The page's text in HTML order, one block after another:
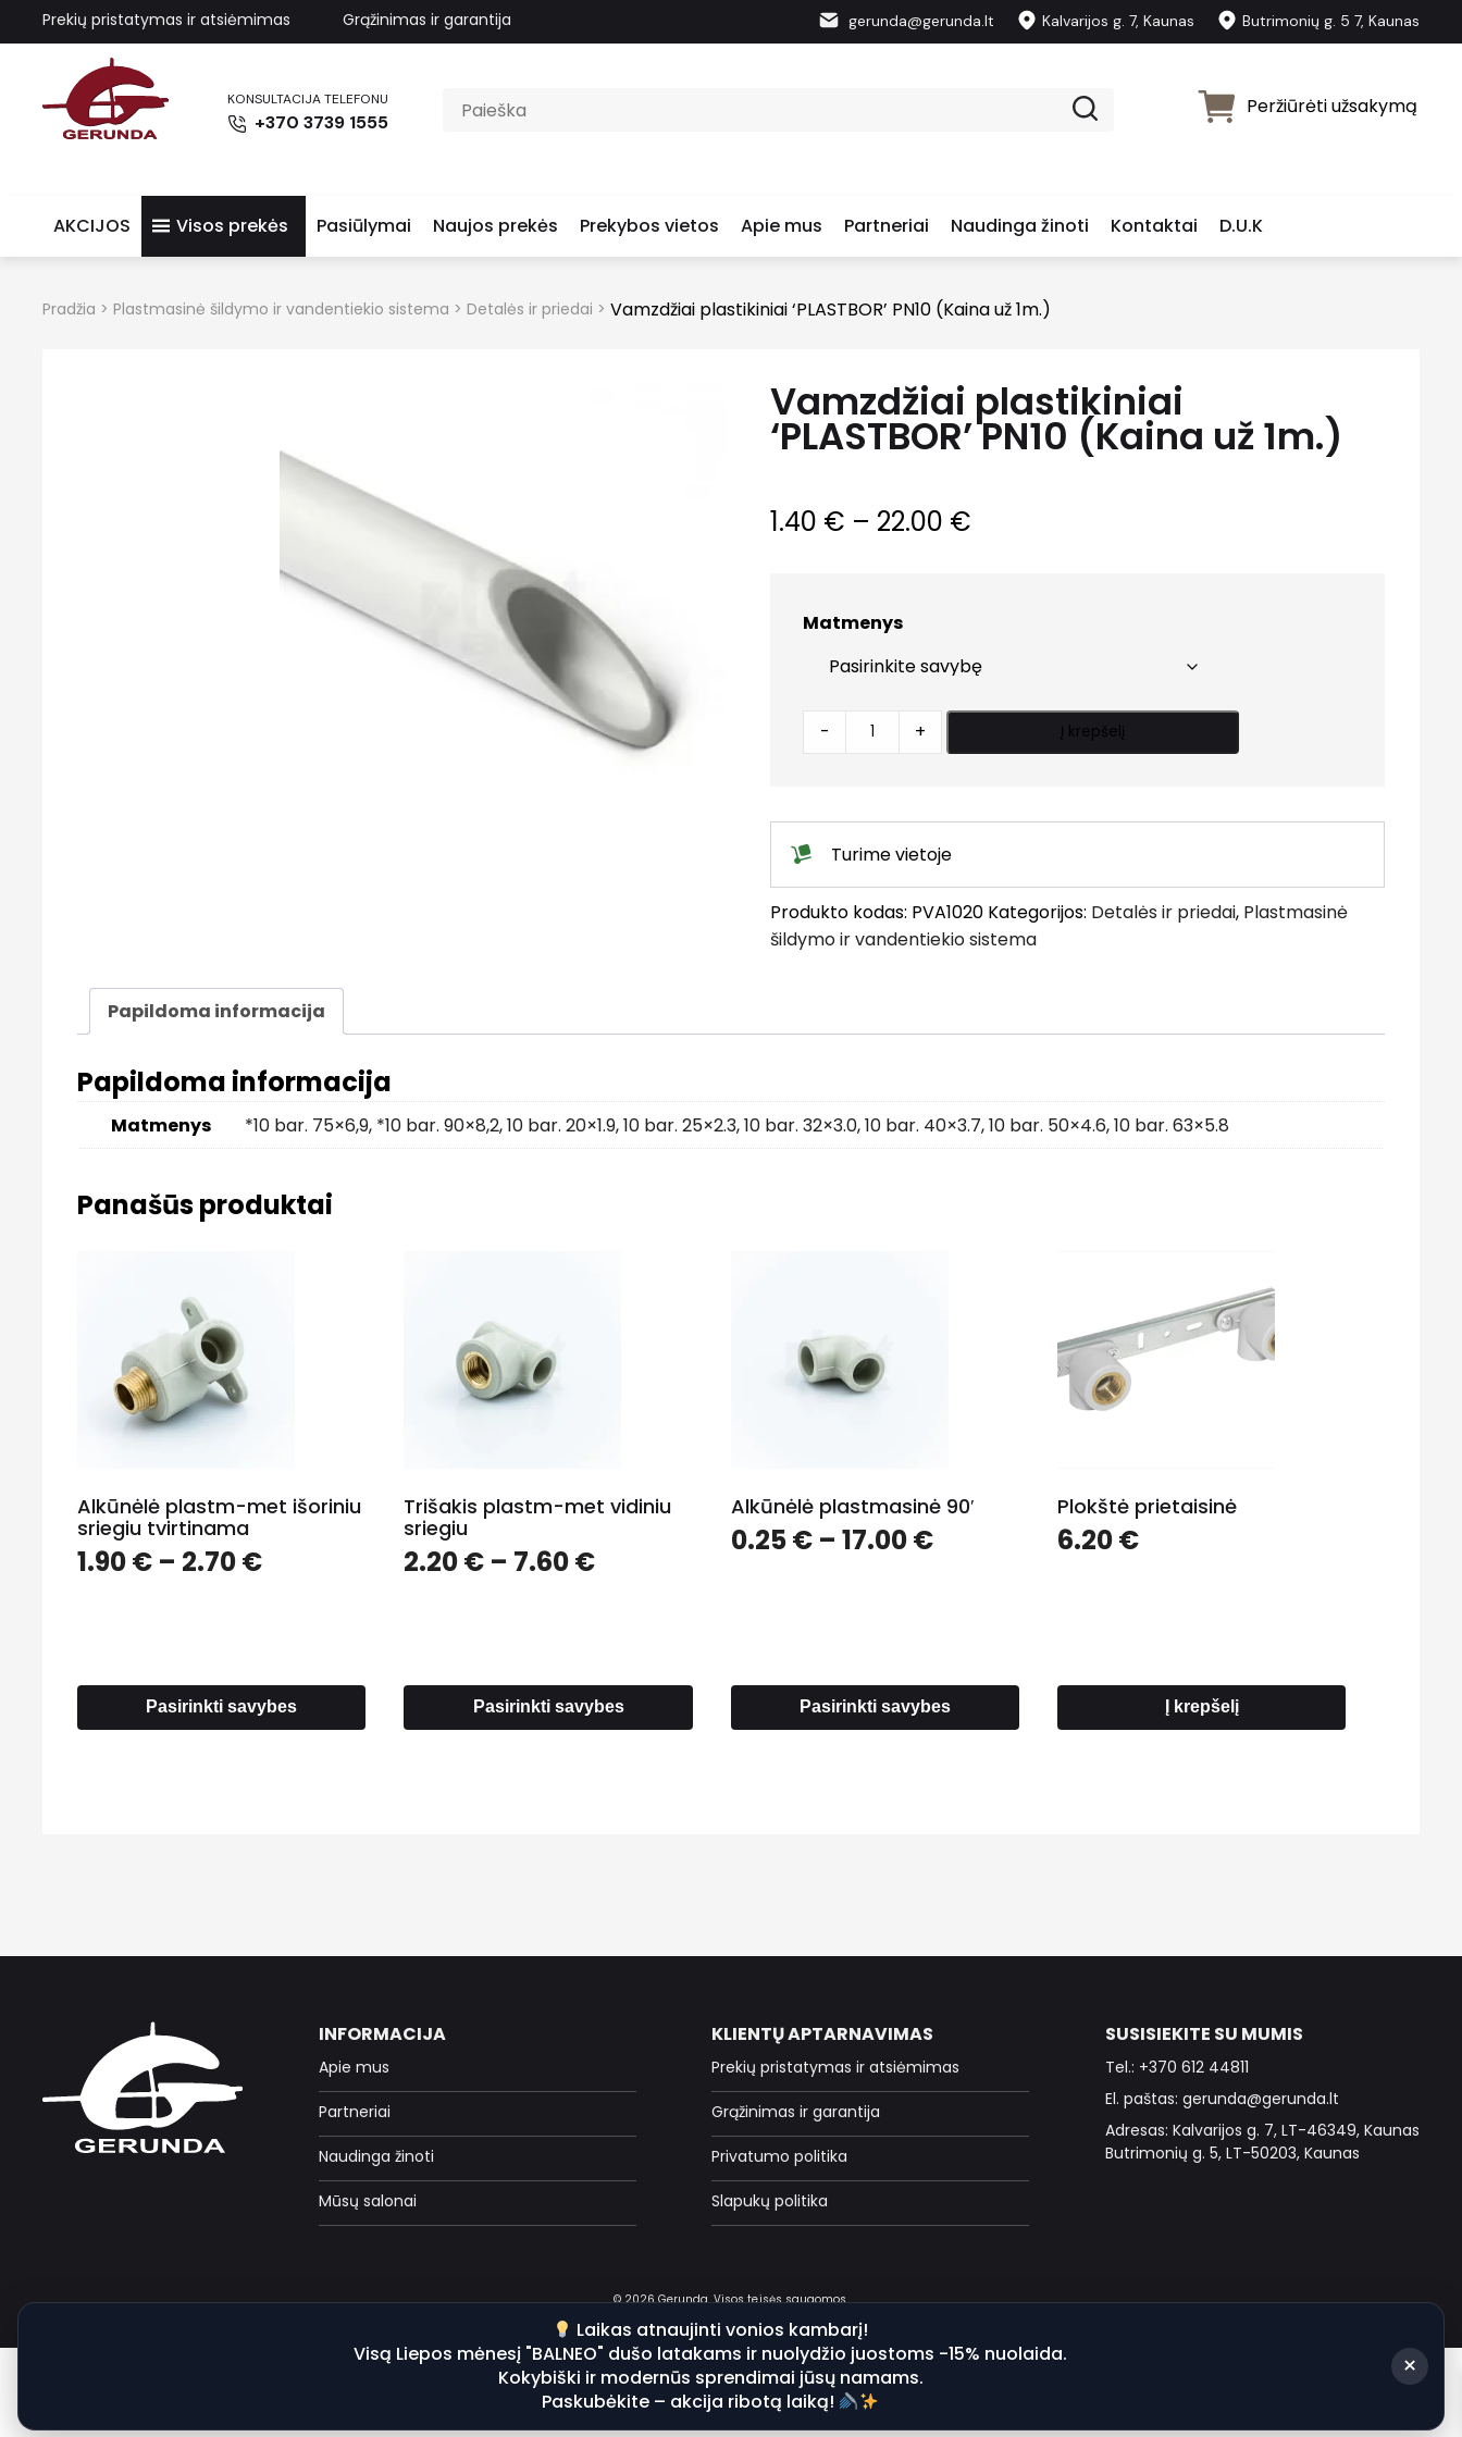
Prekių pristatymas ir atsiėmimas Grąžinimas ir garantija gerunda@gerunda.lt Kalvarijos g. 7, Kaunas Butrimonių g. 5 7, Kaunas
KONSULTACIJA TELEFONU
+370 3739 1555
Peržiūrėti užsakymą
AKCIJOS Visos prekės Pasiūlymai Naujos prekės Prekybos vietos Apie mus Partneriai Naudinga žinoti Kontaktai D.U.K
Pradžia > Plastmasinė šildymo ir vandentiekio sistema > Detalės ir priedai > Vamzdžiai plastikiniai ‘PLASTBOR’ PN10 (Kaina už 1m.)
Vamzdžiai plastikiniai
‘PLASTBOR’ PN10 (Kaina už 1m.)
1.40 € – 22.00 €
22.00 €
Matmenys
Vamzdžiai
plastikiniai
už
1m.)
quantity
- + Į krepšelį
Turime vietoje
Produkto kodas: PVA1020 Kategorijos: Detalės ir priedai, Plastmasinė
šildymo ir vandentiekio sistema
Papildoma informacija
Papildoma informacija
Matmenys *10 bar. 75×6,9, *10 bar. 90×8,2,10 bar. 20×1.9,10 bar. 25×2.3,10 bar. 32×3.0,10 bar. 40×3.7,10 bar. 50×4.6,10 bar. 63×5.8
Panašūs produktai
Alkūnėlė plastm-met išoriniu
sriegiu tvirtinama
1.90€ – 2.70€Price
Pasirinkti savybes
Trišakis plastm-met vidiniu
sriegiu
2.20€ – 7.60€Price
Pasirinkti savybes
Alkūnėlė plastmasinė 90′
0.25€ – 17.00€Price
Pasirinkti savybes
Plokštė prietaisinė
6.20€
Į krepšelį
INFORMACIJA
Apie mus
Partneriai
Naudinga žinoti
Mūsų salonai
KLIENTŲ APTARNAVIMAS
Prekių pristatymas ir atsiėmimas
Grąžinimas ir garantija
Privatumo politika
Slapukų politika
SUSISIEKITE SU MUMIS
Tel.: +370 612 44811
El. paštas: gerunda@gerunda.lt
Adresas: Kalvarijos g. 7, LT-46349, Kaunas
Butrimonių g. 5, LT-50203, Kaunas
© 2026 Gerunda. Visos teisės saugomos.
Laikas atnaujinti vonios kambarį!
Visą Liepos mėnesį "BALNEO" dušo latakams ir nuolydžio juostoms -15% nuolaida.
Kokybiški ir modernūs sprendimai jūsų namams.
Paskubėkite – akcija ribotą laiką!
×